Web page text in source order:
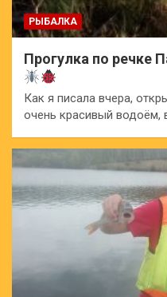
РЫБАЛКА
Прогулка по речке
Как я писала вчера,
очень красивый водоём,